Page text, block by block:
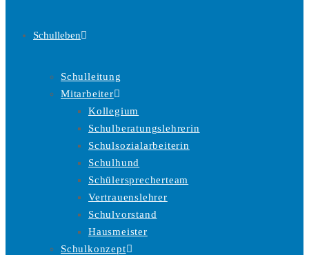
Schulleben
Schulleitung
Mitarbeiter
Kollegium
Schulberatungslehrerin
Schulsozialarbeiterin
Schulhund
Schülersprecherteam
Vertrauenslehrer
Schulvorstand
Hausmeister
Schulkonzept